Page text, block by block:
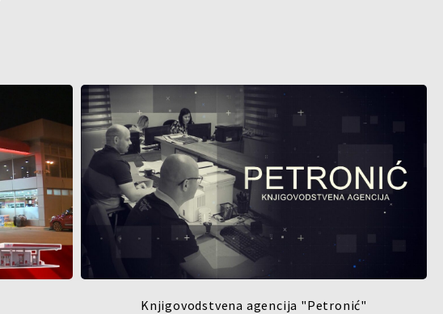
Knjigovodstvena agencija "Petronić"